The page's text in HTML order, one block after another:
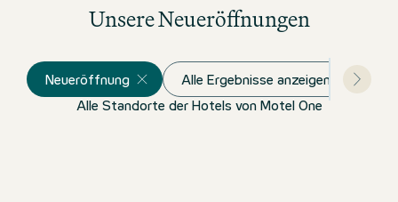
Unsere Neueröffnungen
Neueröffnung Alle Ergebnisse anzeigen
Alle Standorte der Hotels von Motel One